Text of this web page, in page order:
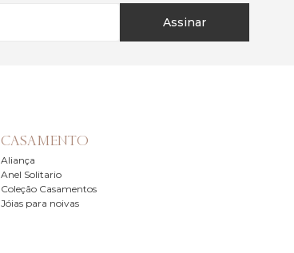
Assinar
CASAMENTO
Aliança
Anel Solitario
Coleção Casamentos
Jóias para noivas